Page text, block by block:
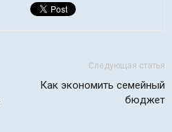
Следующая статья
Как экономить семейный
бюджет